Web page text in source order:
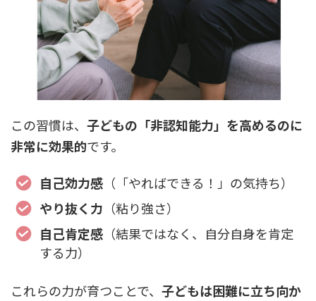
この習慣は、 子どもの「非認知能力」を高めるのに
非常に効果的です。
自己効力感（「やればできる！」の気持ち）
やり抜く力 （粘り強さ）
自己肯定感（結果ではなく、自分自身を肯定
する力）
これらの力が育つことで、 子どもは困難に立ち向か